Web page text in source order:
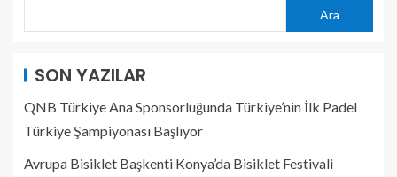
Ara
SON YAZILAR
QNB Türkiye Ana Sponsorluğunda Türkiye’nin İlk Padel
Türkiye Şampiyonası Başlıyor
Avrupa Bisiklet Başkenti Konya’da Bisiklet Festivali